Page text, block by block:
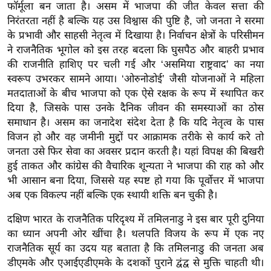
म
नो
रं
ज
न
ज
ग
त
बॉ
ली
वु
ड
ली
वु
ड
फॉर्मूला बन जाता है। असम में भाजपा की जीत केवल सत्ता की
निरंतरता नहीं है बल्कि यह उस विश्वास की पुष्टि है, जो जनता ने सरमा
के प्रभावी और साहसी नेतृत्व में दिखाया है। निर्वाचन क्षेत्रों के परिसीमन
ने राजनैतिक भूगोल को इस तरह बदला कि घुसपैठ और बाहरी प्रभाव
की राजनीति हाशिए पर चली गई और ‘असमिया राष्ट्रवाद’ का नया
स्वरूप उभरकर सामने आया। ‘ओरुनोडोई’ जैसी योजनाओं ने महिला
मतदाताओं के बीच भाजपा को एक ऐसे रक्षक के रूप में स्थापित कर
दिया है, जिसके पास उनके दैनिक जीवन की समस्याओं का ठोस
समाधान है। असम का जनादेश संदेश देता है कि यदि नेतृत्व के पास
विजन हो और वह जमीनी मुद्दों पर आक्रामक तरीके से कार्य करे तो
जनता उसे फिर सेवा का अवसर प्रदान करती है। यहां विपक्ष की बिखरी
हुई ताकत और कांग्रेस की वैचारिक शून्यता ने भाजपा की राह को और
भी आसान बना दिया, जिससे यह स्पष्ट हो गया कि पूर्वोत्तर में भाजपा
अब एक विकल्प नहीं बल्कि एक स्थायी शक्ति बन चुकी है।
दक्षिण भारत के राजनैतिक परिदृश्य में तमिलनाडु ने इस बार पूरी दुनिया
का ध्यान अपनी ओर खींचा है। थलपति विजय के रूप में एक नए
राजनैतिक सूर्य का उदय यह बताता है कि तमिलनाडु की जनता अब
डीएमके और एआईएडीएमके के दशकों पुराने द्वंद्व से मुक्ति चाहती थी।